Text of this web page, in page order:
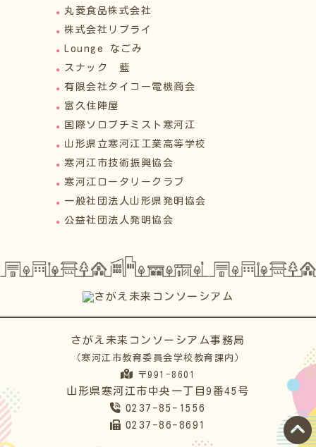
丸菱食品株式会社
株式会社リプライ
Lounge なごみ
スナック 藍
有限会社タイコー電機商会
富久住陣屋
国際ソロプチミスト寒河江
山形県立寒河江工業高等学校
寒河江市技術振興協会
寒河江ロータリークラブ
一般社団法人山形県発明協会
公益社団法人発明協会
さがえ未来コンソーシアム事務局
（寒河江市教育委員会学校教育課内）
〒991-8601
山形県寒河江市中央一丁目9番45号
0237-85-1556
0237-86-8691